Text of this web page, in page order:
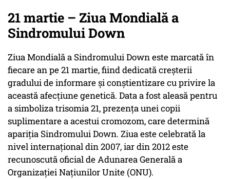
21 martie – Ziua Mondială a
Sindromului Down
Ziua Mondială a Sindromului Down este marcată în
fiecare an pe 21 martie, fiind dedicată creşterii
gradului de informare şi conştientizare cu privire la
această afecţiune genetică. Data a fost aleasă pentru
a simboliza trisomia 21, prezenţa unei copii
suplimentare a acestui cromozom, care determină
apariţia Sindromului Down. Ziua este celebrată la
nivel internaţional din 2007, iar din 2012 este
recunoscută oficial de Adunarea Generală a
Organizaţiei Naţiunilor Unite (ONU).